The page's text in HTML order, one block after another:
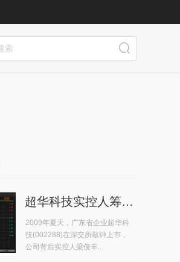
超华科技实控人筹划控制权变更停...
2009年夏天，广东省企业超华科
技(002288)在深交所敲钟上市，
公司背后实控人梁俊丰...